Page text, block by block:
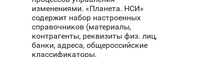
изменениями. «Планета. НСИ»
содержит набор настроенных
справочников (материалы,
контрагенты, реквизиты физ. лиц,
банки, адреса, общероссийские
классификаторы,